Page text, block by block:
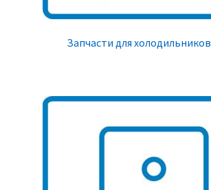
Запчасти для холодильников